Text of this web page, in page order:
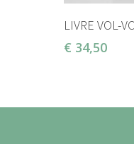
LIVRE VOL-
€ 34,50